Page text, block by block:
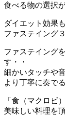
食べる物の選択
ダイエット効果
ファステイング
ファステイング
す・・
細かいタッチや
より丁寧に奏で
「食（マクロビ
美味しい料理を